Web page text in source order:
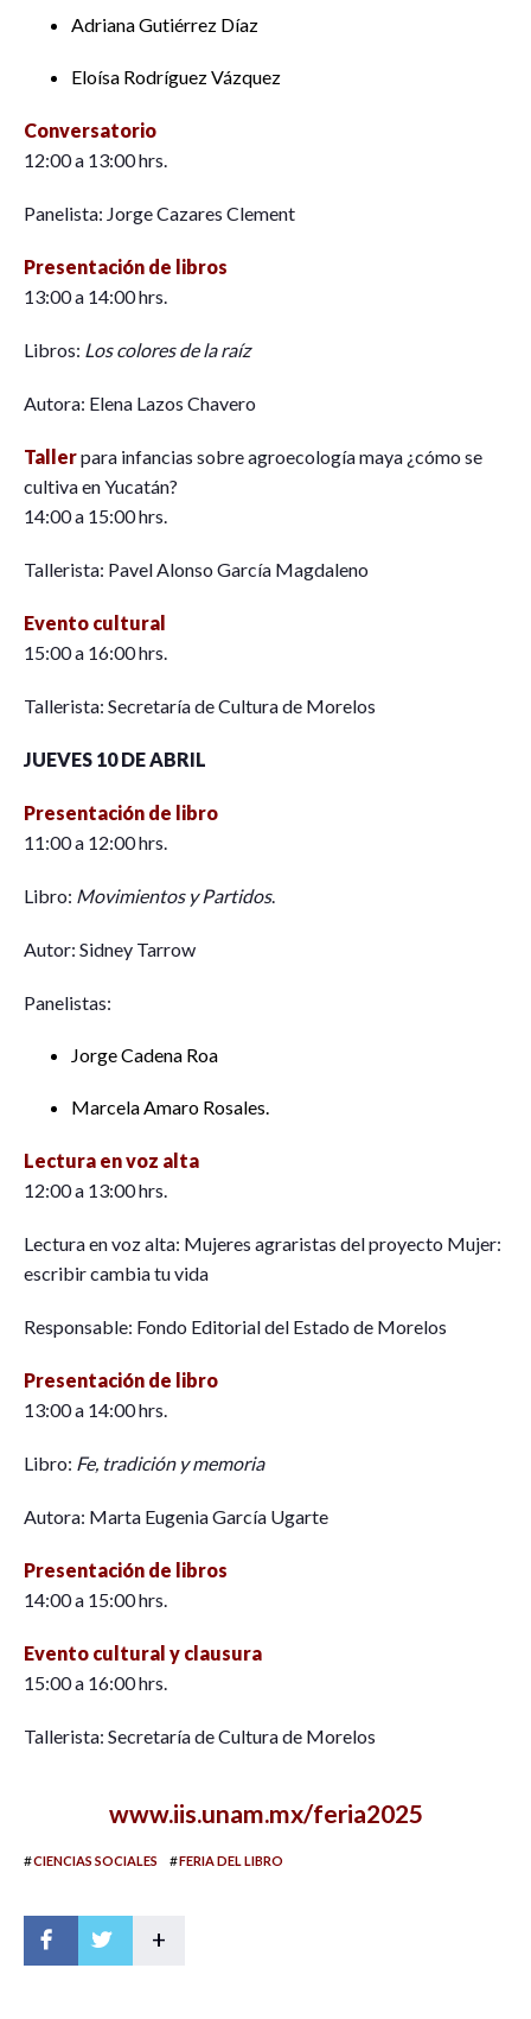
Adriana Gutiérrez Díaz
Eloísa Rodríguez Vázquez
Conversatorio
12:00 a 13:00 hrs.
Panelista: Jorge Cazares Clement
Presentación de libros
13:00 a 14:00 hrs.
Libros: Los colores de la raíz
Autora: Elena Lazos Chavero
Tallerpara infancias sobre agroecología maya ¿cómo se
cultiva en Yucatán?
14:00 a 15:00 hrs.
Tallerista: Pavel Alonso García Magdaleno
Evento cultural
15:00 a 16:00 hrs.
Tallerista: Secretaría de Cultura de Morelos
JUEVES 10 DE ABRIL
Presentación de libro
11:00 a 12:00 hrs.
Libro: Movimientos y Partidos.
Autor: Sidney Tarrow
Panelistas:
Jorge Cadena Roa
Marcela Amaro Rosales.
Lectura en voz alta
12:00 a 13:00 hrs.
Lectura en voz alta: Mujeres agraristas del proyecto Mujer:
escribir cambia tu vida
Responsable: Fondo Editorial del Estado de Morelos
Presentación de libro
13:00 a 14:00 hrs.
Libro: Fe, tradición y memoria
Autora: Marta Eugenia García Ugarte
Presentación de libros
14:00 a 15:00 hrs.
Evento cultural y clausura
15:00 a 16:00 hrs.
Tallerista: Secretaría de Cultura de Morelos
www.iis.unam.mx/feria2025
#CIENCIAS SOCIALES #FERIA DEL LIBRO
+